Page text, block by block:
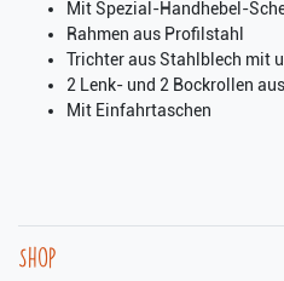
Mit Spezial-Handhebel-
Rahmen aus Profilstahl
Trichter aus Stahlblech mit
2 Lenk- und 2 Bockrollen
Mit Einfahrtaschen
Shop